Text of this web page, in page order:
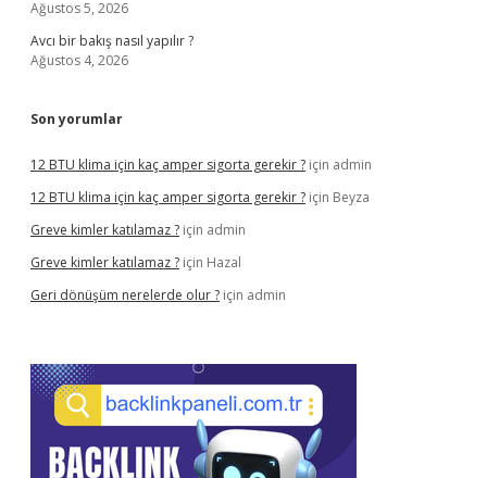
Ağustos 5, 2026
Avcı bir bakış nasıl yapılır ?
Ağustos 4, 2026
Son yorumlar
12 BTU klima için kaç amper sigorta gerekir ? için admin
12 BTU klima için kaç amper sigorta gerekir ? için Beyza
Greve kimler katılamaz ? için admin
Greve kimler katılamaz ? için Hazal
Geri dönüşüm nerelerde olur ? için admin